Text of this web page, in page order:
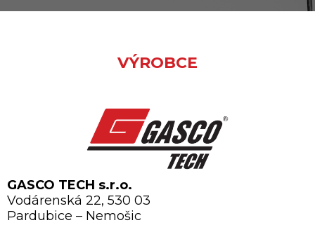
VÝROBCE
GASCO TECH s.r.o.
Vodárenská 22, 530 03
Pardubice – Nemošic